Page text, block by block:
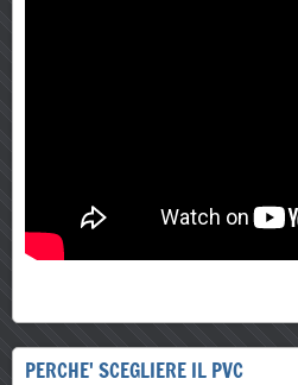
PERCHE' SCEGLIERE IL PVC